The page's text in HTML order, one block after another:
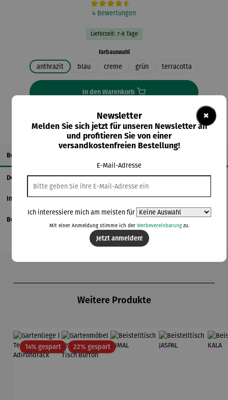
Durchschnittliche Bewertung von 4.5 von 5 Sternen
4 Bewertungen
Lieferzeit: 7-8 Tage
Farbauswahlauswählen
anthrazit blau creme grün terracotta
In den Warenkorb
Beschreibung
Details
Informationen zum Hersteller
Bewertungen
Weitere Produkte
14% gespartRabatt22% gespartRabatt
×
Newsletter
Melden Sie sich jetzt für unseren Newsletter an
und profitieren Sie von einer
versandkostenfreien Bestellung!
E-Mail-Adresse
Ich interessiere mich am meisten für
Mit einer Anmeldung stimme ich der Werbevereinbarungzu.
Jetzt anmelden!